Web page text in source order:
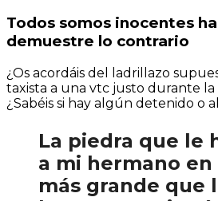
Todos somos inocentes
demuestre lo contrario
¿Os acordáis del ladrillazo
taxista a una vtc justo durante
¿Sabéis si hay algún detenido o
La piedra que le
a mi hermano en
más grande que